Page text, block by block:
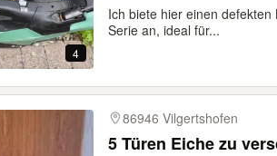
4
Ich biete hier einen
Serie an, ideal für...
86946 Vilgertshofen
5 Türen Eiche zu